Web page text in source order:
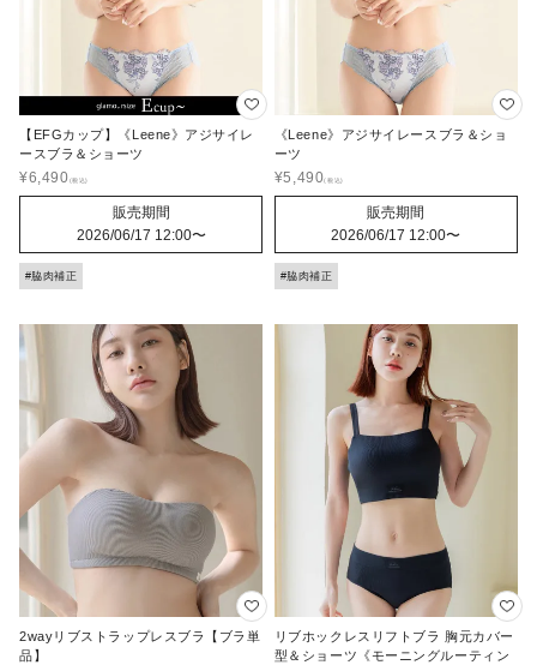
【EFGカップ】《Leene》アジサイレ
ースブラ＆ショーツ
¥6,490
販売期間
2026/06/17 12:00〜
#脇肉補正
《Leene》アジサイレースブラ＆ショ
ーツ
¥5,490
販売期間
2026/06/17 12:00〜
#脇肉補正
2wayリブストラップレスブラ【ブラ単
品】
リブホックレスリフトブラ 胸元カバー
型＆ショーツ《モーニングルーティン